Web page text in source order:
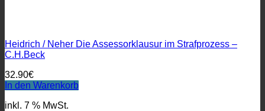
Heidrich / Neher Die Assessorklausur im Strafprozess –
C.H.Beck
32.90€
In den Warenkorb
inkl. 7 % MwSt.